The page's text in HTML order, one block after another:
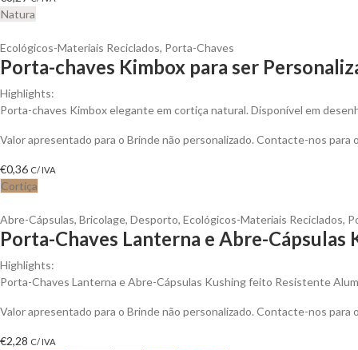
Natura
Ecológicos-Materiais Reciclados, Porta-Chaves
Porta-chaves Kimbox para ser
Highlights:
Porta-chaves Kimbox elegante em cortiça natural. Disponível em
Valor apresentado para o Brinde não personalizado. Contacte-nos
€0,36 C/ IVA
Cortiça
Abre-Cápsulas, Bricolage, Desporto, Ecológicos-Materiais Reciclados,
Porta-Chaves Lanterna e Abre-Cápsulas
Highlights:
Porta-Chaves Lanterna e Abre-Cápsulas Kushing feito Resistente
Valor apresentado para o Brinde não personalizado. Contacte-nos
€2,28 C/ IVA